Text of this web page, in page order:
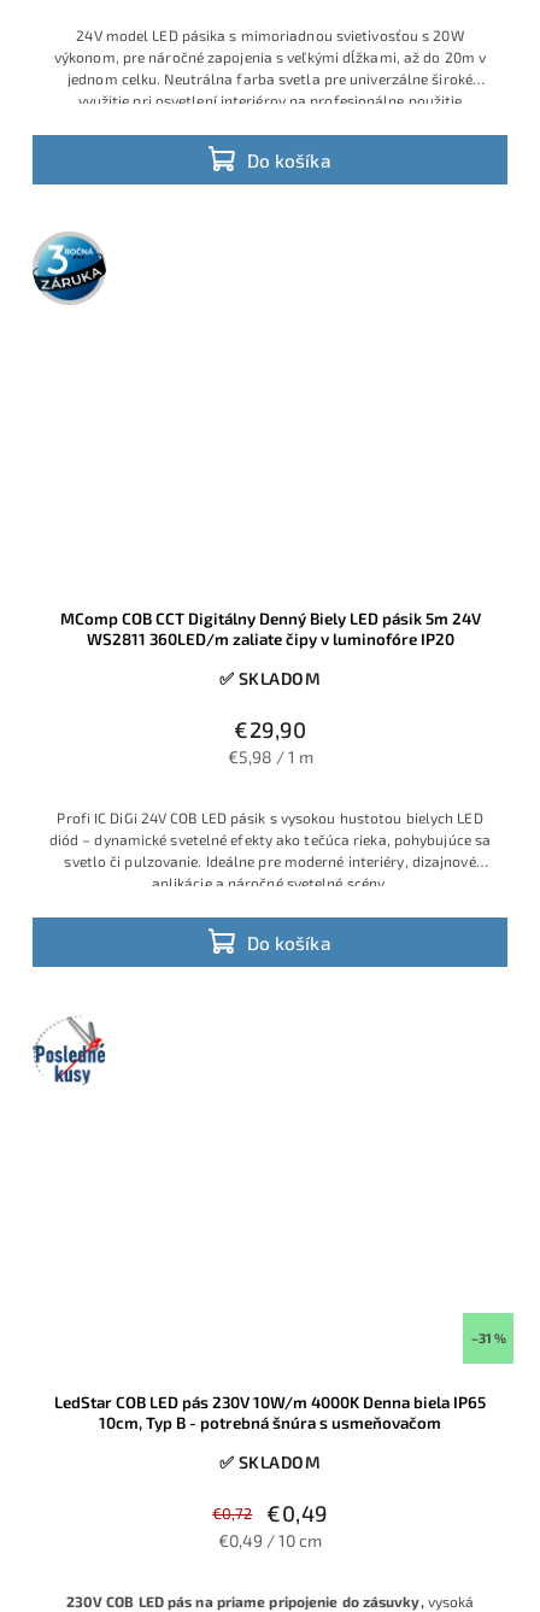
Do košíka
24V model LED pásika s mimoriadnou svietivosťou s 20W
výkonom, pre náročné zapojenia s veľkými dĺžkami, až do 20m v
jednom celku. Neutrálna farba svetla pre univerzálne široké
využitie pri osvetlení interiérov na profesionálne použitie
3 roky
záruka
MComp COB CCT Digitálny Denný Biely LED pásik 5m 24V
WS2811 360LED/m zaliate čipy v luminofóre IP20
✅ SKLADOM
€29,90
€5,98 / 1 m
Do košíka
Profi IC DiGi 24V COB LED pásik s vysokou hustotou bielych LED
diód – dynamické svetelné efekty ako tečúca rieka, pohybujúce sa
svetlo či pulzovanie. Ideálne pre moderné interiéry, dizajnové
aplikácie a náročné svetelné scény.
Posledné
kusy
–31 %
LedStar COB LED pás 230V 10W/m 4000K Denna biela IP65
10cm, Typ B - potrebná šnúra s usmeňovačom
✅ SKLADOM
€0,72 €0,49
€0,49 / 10 cm
230V COB LED pás na priame pripojenie do zásuvky, vysoká